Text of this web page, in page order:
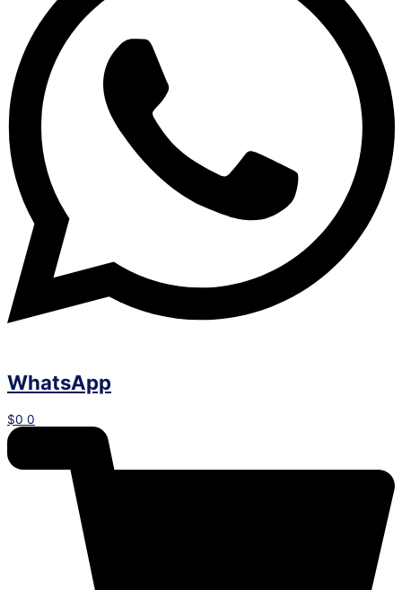
WhatsApp
$0 0